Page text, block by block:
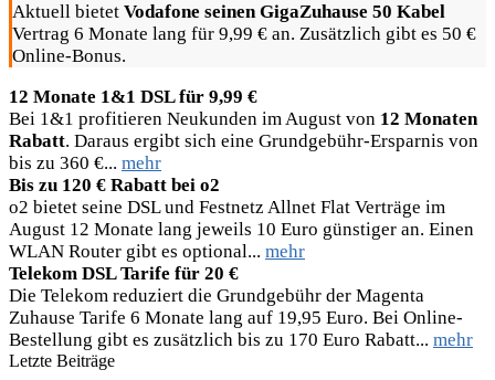
Aktuell bietet Vodafone seinen GigaZuhause 50 Kabel
Vertrag 6 Monate lang für 9,99 € an. Zusätzlich gibt es 50 €
Online-Bonus.
12 Monate 1&1 DSL für 9,99 €
Bei 1&1 profitieren Neukunden im August von 12 Monaten
Rabatt. Daraus ergibt sich eine Grundgebühr-Ersparnis von
bis zu 360 €... mehr
Bis zu 120 € Rabatt bei o2
o2 bietet seine DSL und Festnetz Allnet Flat Verträge im
August 12 Monate lang jeweils 10 Euro günstiger an. Einen
WLAN Router gibt es optional... mehr
Telekom DSL Tarife für 20 €
Die Telekom reduziert die Grundgebühr der Magenta
Zuhause Tarife 6 Monate lang auf 19,95 Euro. Bei Online-
Bestellung gibt es zusätzlich bis zu 170 Euro Rabatt... mehr
Letzte Beiträge